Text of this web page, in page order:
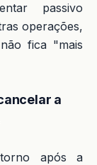
passivo
operações,
fica "mais
a
após a